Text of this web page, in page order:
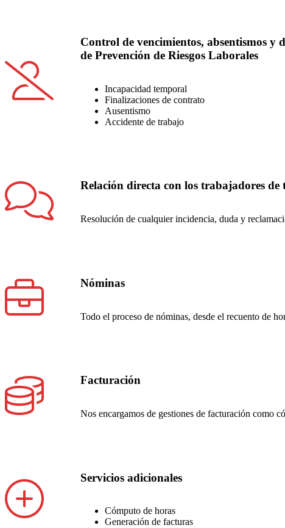
Control de vencimientos, absentismos y
de Prevención de Riesgos Laborales
Incapacidad temporal
Finalizaciones de contrato
Ausentismo
Accidente de trabajo
Relación directa con los trabajadores de
Resolución de cualquier incidencia, duda y
Nóminas
Todo el proceso de nóminas, desde el recuento de
Facturación
Nos encargamos de gestiones de facturación como
Servicios adicionales
Cómputo de horas
Generación de facturas